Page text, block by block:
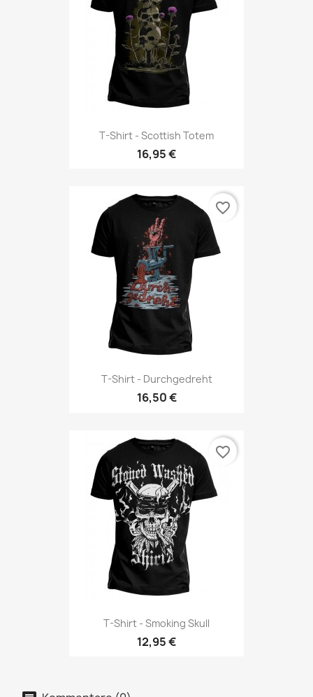
T-Shirt - Scottish Totem
16,95 €
T-Shirt - Durchgedreht
16,50 €
favorite_border
T-Shirt - Smoking Skull
12,95 €
favorite_border